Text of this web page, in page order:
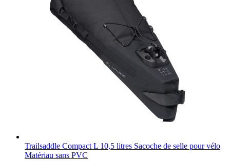
Trailsaddle Compact L 10,5 litres Sacoche de selle pour vélo
Matériau sans PVC